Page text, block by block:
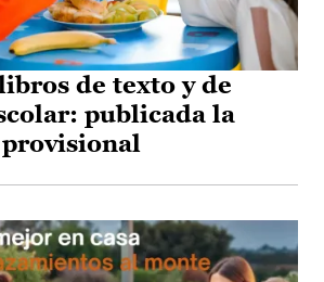
de texto y de
publicada la